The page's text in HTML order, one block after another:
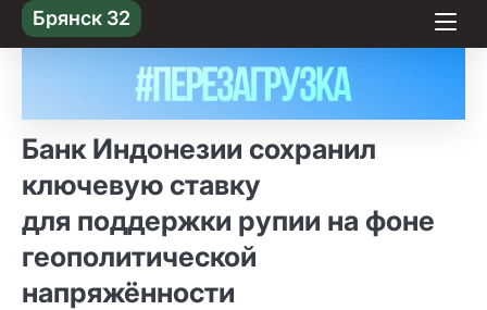
Skip
to content
Брянск 32
Банк Индонезии сохранил
ключевую ставку
для поддержки рупии на фоне
геополитической
напряжённости